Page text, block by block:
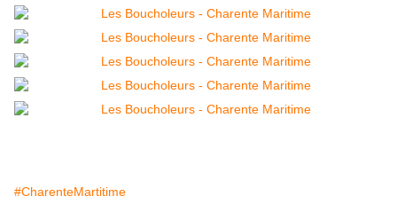
#CharenteMartitime